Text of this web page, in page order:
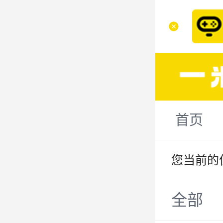
首页
您当前的
全部